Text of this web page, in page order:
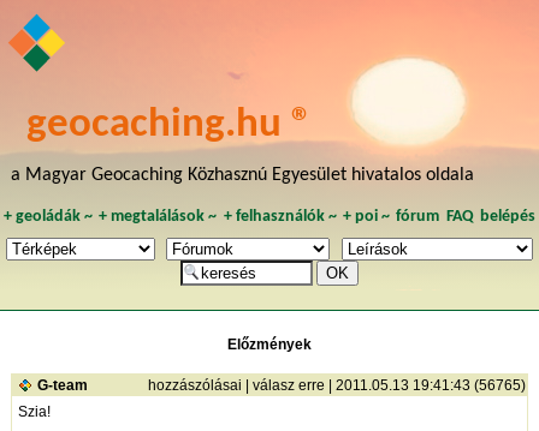
geocaching.hu ®
a Magyar Geocaching Közhasznú Egyesület hivatalos oldala
+ geoládák~ +megtalálások ~ + felhasználók~ + poi~ fórum FAQ belépés
Előzmények
G-team hozzászólásai | válasz erre | 2011.05.13 19:41:43 (56765)
Szia!